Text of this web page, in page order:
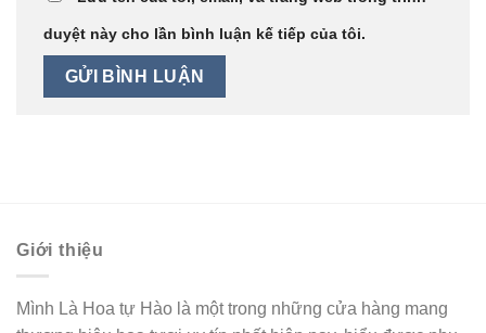
duyệt này cho lần bình luận kế tiếp của tôi.
Giới thiệu
Mình Là Hoa tự Hào là một trong những cửa hàng mang